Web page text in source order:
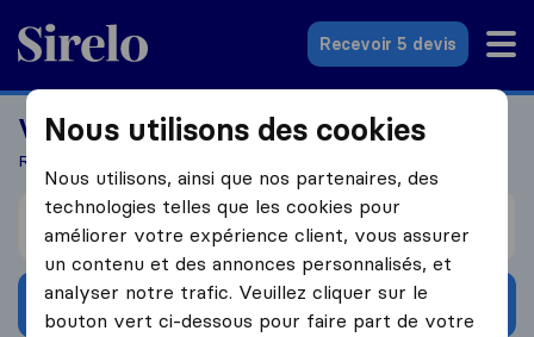
Sirelo.fr
Recevoir 5 devis
Vous recherchez un déménageur?
Recevez 5 devis en seulement 3 étapes
Je déménage de
Obtenir devis gratuits
Nous utilisons des cookies
Nous utilisons, ainsi que nos partenaires, des
technologies telles que les cookies pour
améliorer votre expérience client, vous assurer
un contenu et des annonces personnalisés, et
analyser notre trafic. Veuillez cliquer sur le
bouton vert ci-dessous pour faire part de votre